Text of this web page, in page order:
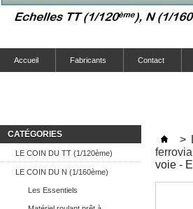
Accueil Fabricants Contact
CATÉGORIES
LE COIN DU TT (1/120ème)
LE COIN DU N (1/160ème)
Les Essentiels
>
voie -